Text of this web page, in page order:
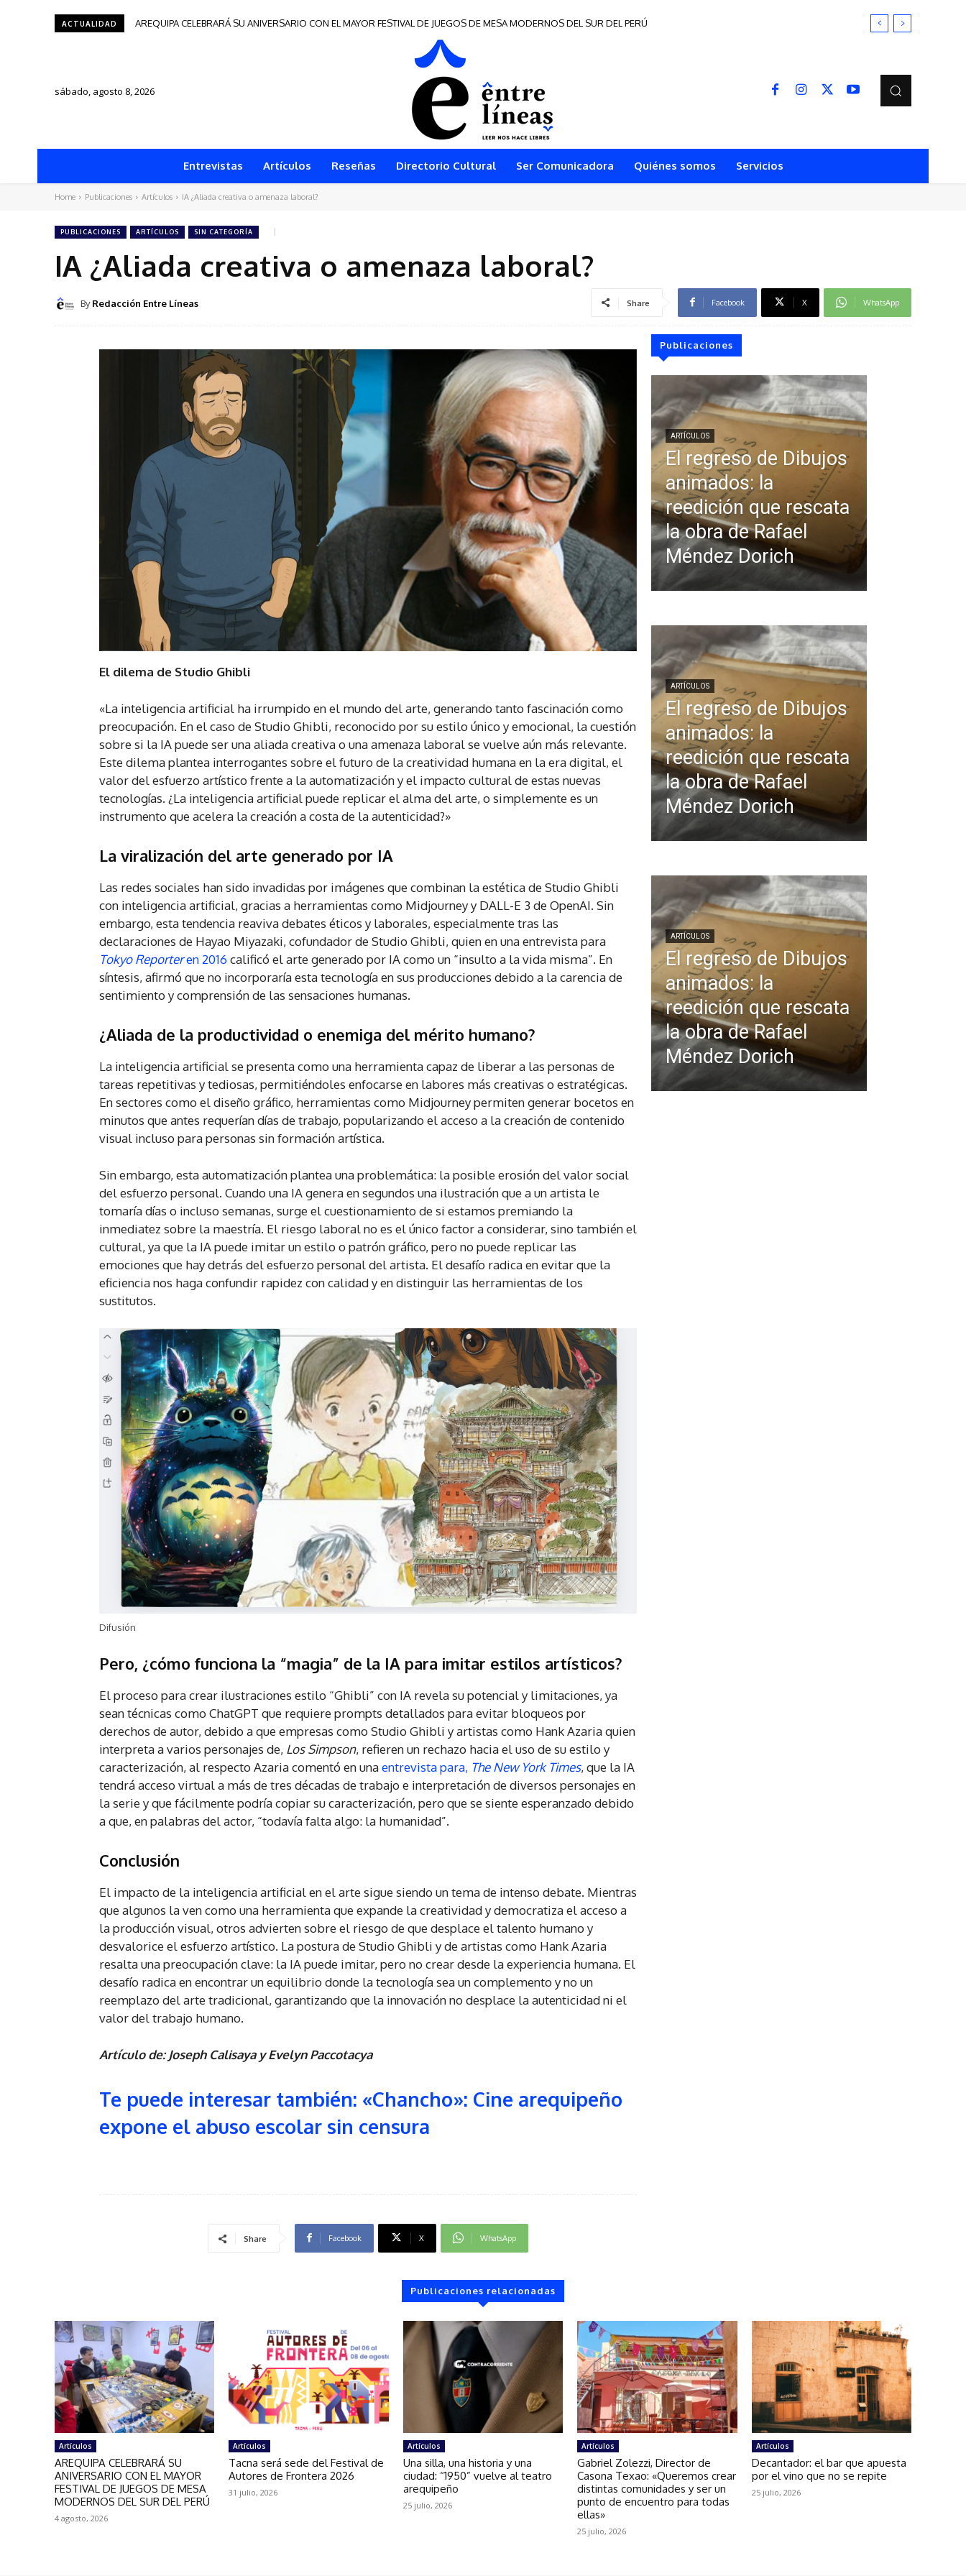
ACTUALIDAD AREQUIPA CELEBRARÁ SU ANIVERSARIO CON EL MAYOR FESTIVAL DE JUEGOS DE MESA MODERNOS DEL SUR DEL PERÚ
sábado, agosto 8, 2026
Entrevistas Artículos Reseñas Directorio Cultural Ser Comunicadora Quiénes somos Servicios
Home Publicaciones Artículos IA ¿Aliada creativa o amenaza laboral?
PUBLICACIONES ARTÍCULOS SIN CATEGORÍA
IA ¿Aliada creativa o amenaza laboral?
By Redacción Entre Líneas Share Facebook X WhatsApp
El dilema de Studio Ghibli
«La inteligencia artificial ha irrumpido en el mundo del arte, generando tanto fascinación como
preocupación. En el caso de Studio Ghibli, reconocido por su estilo único y emocional, la cuestión
sobre si la IA puede ser una aliada creativa o una amenaza laboral se vuelve aún más relevante.
Este dilema plantea interrogantes sobre el futuro de la creatividad humana en la era digital, el
valor del esfuerzo artístico frente a la automatización y el impacto cultural de estas nuevas
tecnologías. ¿La inteligencia artificial puede replicar el alma del arte, o simplemente es un
instrumento que acelera la creación a costa de la autenticidad?»
La viralización del arte generado por IA
Las redes sociales han sido invadidas por imágenes que combinan la estética de Studio Ghibli
con inteligencia artificial, gracias a herramientas como Midjourney y DALL-E 3 de OpenAI. Sin
embargo, esta tendencia reaviva debates éticos y laborales, especialmente tras las
declaraciones de Hayao Miyazaki, cofundador de Studio Ghibli, quien en una entrevista para
Tokyo Reporteren 2016 calificó el arte generado por IA como un “insulto a la vida misma”. En
síntesis, afirmó que no incorporaría esta tecnología en sus producciones debido a la carencia de
sentimiento y comprensión de las sensaciones humanas.
¿Aliada de la productividad o enemiga del mérito humano?
La inteligencia artificial se presenta como una herramienta capaz de liberar a las personas de
tareas repetitivas y tediosas, permitiéndoles enfocarse en labores más creativas o estratégicas.
En sectores como el diseño gráfico, herramientas como Midjourney permiten generar bocetos en
minutos que antes requerían días de trabajo, popularizando el acceso a la creación de contenido
visual incluso para personas sin formación artística.
Sin embargo, esta automatización plantea una problemática: la posible erosión del valor social
del esfuerzo personal. Cuando una IA genera en segundos una ilustración que a un artista le
tomaría días o incluso semanas, surge el cuestionamiento de si estamos premiando la
inmediatez sobre la maestría. El riesgo laboral no es el único factor a considerar, sino también el
cultural, ya que la IA puede imitar un estilo o patrón gráfico, pero no puede replicar las
emociones que hay detrás del esfuerzo personal del artista. El desafío radica en evitar que la
eficiencia nos haga confundir rapidez con calidad y en distinguir las herramientas de los
sustitutos.
Difusión
Pero, ¿cómo funciona la “magia” de la IA para imitar estilos artísticos?
El proceso para crear ilustraciones estilo “Ghibli” con IA revela su potencial y limitaciones, ya
sean técnicas como ChatGPT que requiere prompts detallados para evitar bloqueos por
derechos de autor, debido a que empresas como Studio Ghibli y artistas como Hank Azaria quien
interpreta a varios personajes de, Los Simpson, refieren un rechazo hacia el uso de su estilo y
caracterización, al respecto Azaria comentó en unaentrevista para, The New York Times, que la IA
tendrá acceso virtual a más de tres décadas de trabajo e interpretación de diversos personajes en
la serie y que fácilmente podría copiar su caracterización, pero que se siente esperanzado debido
a que, en palabras del actor, “todavía falta algo: la humanidad”.
Conclusión
El impacto de la inteligencia artificial en el arte sigue siendo un tema de intenso debate. Mientras
que algunos la ven como una herramienta que expande la creatividad y democratiza el acceso a
la producción visual, otros advierten sobre el riesgo de que desplace el talento humano y
desvalorice el esfuerzo artístico. La postura de Studio Ghibli y de artistas como Hank Azaria
resalta una preocupación clave: la IA puede imitar, pero no crear desde la experiencia humana. El
desafío radica en encontrar un equilibrio donde la tecnología sea un complemento y no un
reemplazo del arte tradicional, garantizando que la innovación no desplace la autenticidad ni el
valor del trabajo humano.
Artículo de: Joseph Calisaya y Evelyn Paccotacya
Te puede interesar también: «Chancho»: Cine arequipeño
expone el abuso escolar sin censura
Share Facebook X WhatsApp
Publicaciones
ARTÍCULOS
El regreso de Dibujos
animados: la
reedición que rescata
la obra de Rafael
Méndez Dorich
ARTÍCULOS
El regreso de Dibujos
animados: la
reedición que rescata
la obra de Rafael
Méndez Dorich
ARTÍCULOS
El regreso de Dibujos
animados: la
reedición que rescata
la obra de Rafael
Méndez Dorich
Publicaciones relacionadas
Artículos
AREQUIPA CELEBRARÁ SU
ANIVERSARIO CON EL MAYOR
FESTIVAL DE JUEGOS DE MESA
MODERNOS DEL SUR DEL PERÚ
4 agosto, 2026
Artículos
Tacna será sede del Festival de
Autores de Frontera 2026
31 julio, 2026
Artículos
Una silla, una historia y una
ciudad: “1950” vuelve al teatro
arequipeño
25 julio, 2026
Artículos
Gabriel Zolezzi, Director de
Casona Texao: «Queremos crear
distintas comunidades y ser un
punto de encuentro para todas
ellas»
25 julio, 2026
Artículos
Decantador: el bar que apuesta
por el vino que no se repite
25 julio, 2026